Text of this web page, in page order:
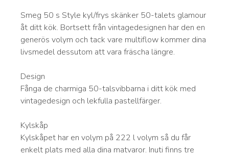
Smeg 50 s Style kyl/frys skänker 50-talets glamour
åt ditt kök. Bortsett från vintagedesignen har den en
generös volym och tack vare multiflow kommer dina
livsmedel dessutom att vara fräscha längre.
Design
Fånga de charmiga 50-talsvibbarna i ditt kök med
vintagedesign och lekfulla pastellfärger.
Kylskåp
Kylskåpet har en volym på 222 l volym så du får
enkelt plats med alla dina matvaror. Inuti finns tre